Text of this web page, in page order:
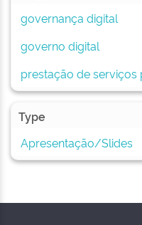
governança digital
governo digital
prestação de serviços
Type
Apresentação/Slides